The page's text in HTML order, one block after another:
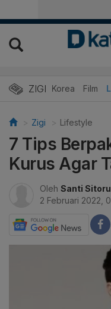
ZIGI
Hits Korea Film
Zigi Lifestyle
7 Tips
Kurus Agar
Oleh Santi
2 Februari 2022,